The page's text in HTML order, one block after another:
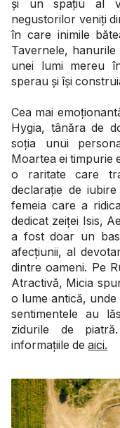
și un spațiu al
negustorilor veniți
în care inimile
Tavernele,
unei lumi mereu
sperau și își
Cea mai
Hygia, tânăra de
soția unui
Moartea ei timpurie
o raritate care
declarație de
femeia care a
dedicat zeiței Isis,
a fost doar un
afecțiunii, al
dintre oameni. Pe
Atractivă, Micia
o lume antică,
sentimentele au
zidurile de
informațiile de aici.